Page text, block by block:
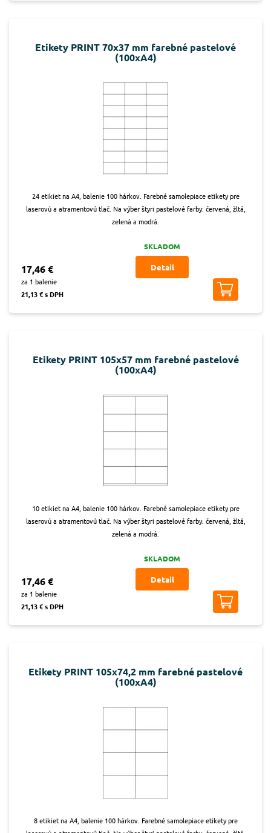
Etikety PRINT 70x37 mm farebné pastelové
(100xA4)
24 etikiet na A4, balenie 100 hárkov. Farebné samolepiace etikety pre
laserovú a atramentovú tlač. Na výber štyri pastelové farby: červená, žltá,
zelená a modrá.
17,46 €
za 1 balenie
21,13 € s DPH
SKLADOM
Detail
Etikety PRINT 105x57 mm farebné pastelové
(100xA4)
10 etikiet na A4, balenie 100 hárkov. Farebné samolepiace etikety pre
laserovú a atramentovú tlač. Na výber štyri pastelové farby: červená, žltá,
zelená a modrá.
17,46 €
za 1 balenie
21,13 € s DPH
SKLADOM
Detail
Etikety PRINT 105x74,2 mm farebné pastelové
(100xA4)
8 etikiet na A4, balenie 100 hárkov. Farebné samolepiace etikety pre